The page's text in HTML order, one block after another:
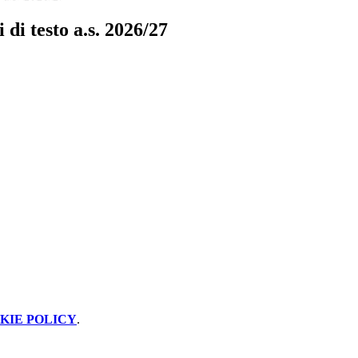
testo a.s. 2026/27
POLICY.